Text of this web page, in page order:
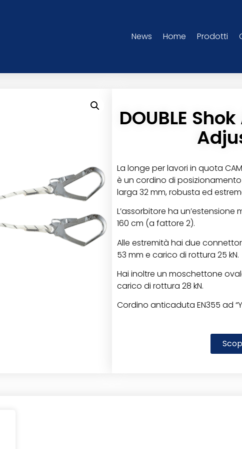
News Home Prodotti
DOUBLE
La longe per lavori in quota
è un cordino di
larga 32 mm, robusta ed
L’assorbitore ha
160 cm (a fattore 2).
Alle estremità hai due
53 mm e carico di rottura 25 kN.
Hai inoltre un moschettone
carico di rottura 28 kN.
Cordino anticaduta EN355 ad